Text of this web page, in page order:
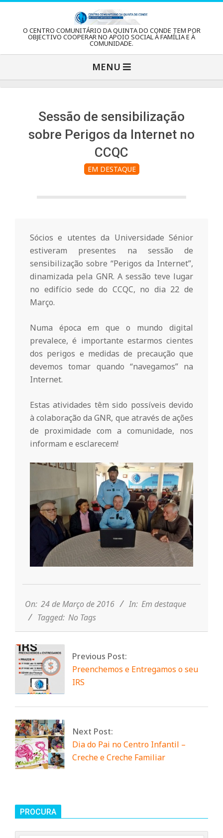
content
e
n
u
n
t
a
o
O CENTRO COMUNITÁRIO DA QUINTA DO CONDE TEM POR
OBJECTIVO COOPERAR NO APOIO SOCIAL À FAMÍLIA E À
COMUNIDADE.
Menu
MENU
Sessão de sensibilização
sobre Perigos da Internet no
CCQC
EM DESTAQUE
Sócios e utentes da Universidade Sénior
estiveram presentes na sessão de
sensibilização sobre “Perigos da Internet”,
dinamizada pela GNR. A sessão teve lugar
no edifício sede do CCQC, no dia 22 de
Março.
Numa época em que o mundo digital
prevalece, é importante estarmos cientes
dos perigos e medidas de precaução que
devemos tomar quando “navegamos” na
Internet.
Estas atividades têm sido possíveis devido
à colaboração da GNR, que através de ações
de proximidade com a comunidade, nos
informam e esclarecem!
24
On: 24 de Março de 2016 In: Em destaque
Tagged: No Tags
Previous Post:
Preenchemos e Entregamos o seu
IRS
Next Post:
Dia do Pai no Centro Infantil –
Creche e Creche Familiar
PROCURA